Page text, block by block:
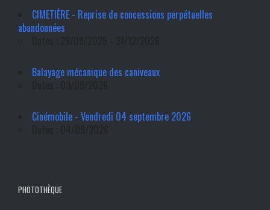
CIMETIÈRE - Reprise de concessions perpétuelles
abandonnées
Balayage mécanique des caniveaux
Cinémobile - Vendredi 04 septembre 2026
PHOTOTHÈQUE